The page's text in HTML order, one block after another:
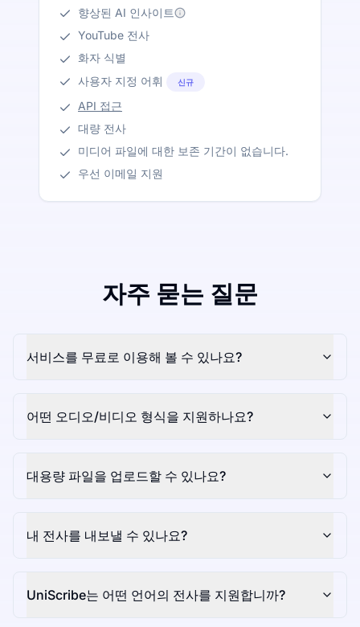
향상된 AI 인사이트
YouTube 전사
화자 식별
사용자 지정 어휘
신규
API 접근
대량 전사
미디어 파일에 대한 보존 기간이 없습니다.
우선 이메일 지원
자주 묻는 질문
서비스를 무료로 이용해 볼 수 있나요?
어떤 오디오/비디오 형식을 지원하나요?
대용량 파일을 업로드할 수 있나요?
내 전사를 내보낼 수 있나요?
UniScribe는 어떤 언어의 전사를 지원합니까?